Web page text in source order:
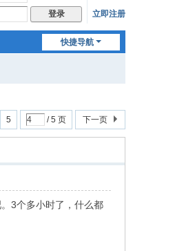
登录 立即注册
快捷导航
5 / 5 页 下一页
3个多小时了，什么都